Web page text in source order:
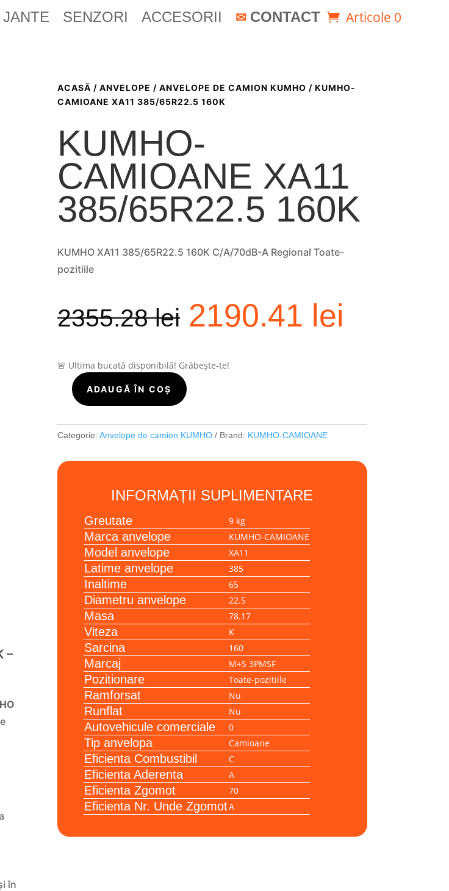
JANTE SENZORI ACCESORII CONTACT Articole 0
–
în
ACASĂ / ANVELOPE / ANVELOPE DE CAMION KUMHO / KUMHO-
CAMIOANE XA11 385/65R22.5 160K
KUMHO-
CAMIOANE XA11
385/65R22.5 160K
KUMHO XA11 385/65R22.5 160K C/A/70dB-A Regional Toate-
pozitiile
2355.28lei Prețul
inițial
a
2355.28 lei.
2190.41 lei
🚨 Ultima bucată disponibilă! Grăbește-te!
Cantitate
KUMHO-
CAMIOANE
XA11
160K
ADAUGĂ ÎN COȘ
Categorie: Anvelope de camion KUMHO Brand: KUMHO-CAMIOANE
INFORMAȚII SUPLIMENTARE
Greutate 9 kg
Marca anvelope KUMHO-CAMIOANE
Model anvelope XA11
Latime anvelope 385
Inaltime 65
Diametru anvelope 22.5
Masa 78.17
Viteza K
Sarcina 160
Marcaj M+S 3PMSF
Pozitionare Toate-pozitiile
Ramforsat Nu
Runflat Nu
Autovehicule comerciale 0
Tip anvelopa Camioane
Eficienta Combustibil C
Eficienta Aderenta A
Eficienta Zgomot 70
Eficienta Nr. Unde ZgomotA